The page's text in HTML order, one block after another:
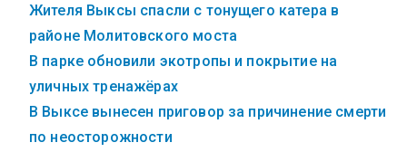
Жителя Выксы спасли с тонущего катера в
районе Молитовского моста
В парке обновили экотропы и покрытие на
уличных тренажёрах
В Выксе вынесен приговор за причинение смерти
по неосторожности